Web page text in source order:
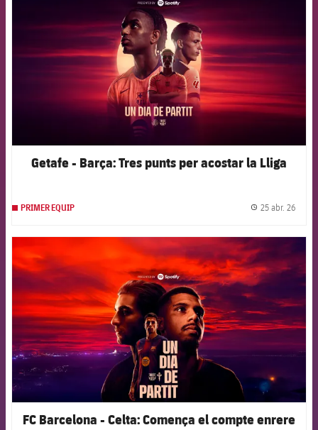
Getafe - Barça: Tres punts per acostar la Lliga
PRIMER EQUIP 25 abr. 26
FCB Barcelona badge
FC Barcelona - Celta: Comença el compte enrere